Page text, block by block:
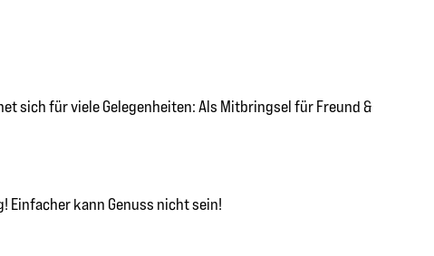
sich für viele Gelegenheiten: Als Mitbringsel für Freund &
Einfacher kann Genuss nicht sein!